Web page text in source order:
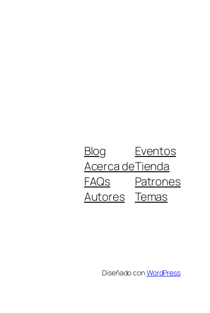
Blog
Acerca de
FAQs
Autores
Eventos
Tienda
Patrones
Temas
Diseñado conWordPress